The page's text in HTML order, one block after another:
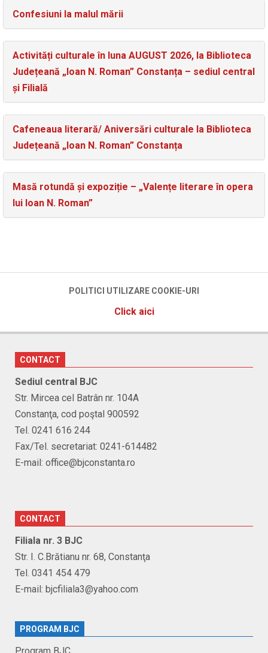
Confesiuni la malul mării
Activități culturale în luna AUGUST 2026, la Biblioteca
Județeană „Ioan N. Roman” Constanța – sediul central
și Filială
Cafeneaua literară/ Aniversări culturale la Biblioteca
Județeană „Ioan N. Roman” Constanța
Masă rotundă și expoziție – „Valențe literare în opera
lui Ioan N. Roman”
POLITICI UTILIZARE COOKIE-URI
Click aici
CONTACT
Sediul central BJC
Str. Mircea cel Batrân nr. 104A
Constanţa, cod poştal 900592
Tel. 0241 616 244
Fax/Tel. secretariat: 0241-614482
E-mail: office@bjconstanta.ro
CONTACT
Filiala nr. 3 BJC
Str. I. C.Brătianu nr. 68, Constanţa
Tel. 0341 454 479
E-mail: bjcfiliala3@yahoo.com
PROGRAM BJC
Program BJC